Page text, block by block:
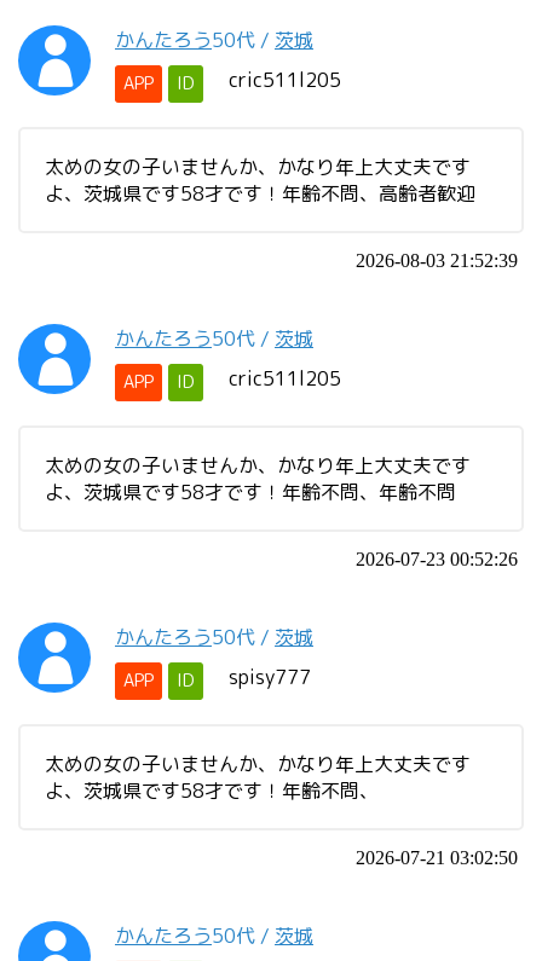
かんたろう50代 / 茨城
APP ID cric511l205
太めの女の子いませんか、かなり年上大丈夫です
よ、茨城県です58才です！年齢不問、高齢者歓迎
2026-08-03 21:52:39
かんたろう50代 / 茨城
APP ID cric511l205
太めの女の子いませんか、かなり年上大丈夫です
よ、茨城県です58才です！年齢不問、年齢不問
2026-07-23 00:52:26
かんたろう50代 / 茨城
APP ID spisy777
太めの女の子いませんか、かなり年上大丈夫です
よ、茨城県です58才です！年齢不問、
2026-07-21 03:02:50
かんたろう50代 / 茨城